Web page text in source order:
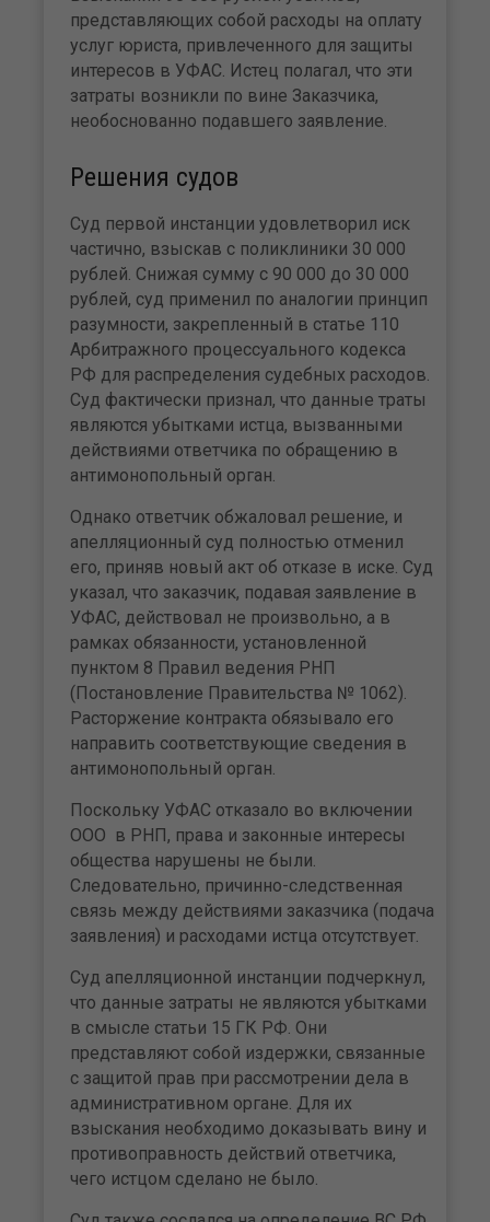
представляющих собой расходы на оплату
услуг юриста, привлеченного для защиты
интересов в УФАС. Истец полагал, что эти
затраты возникли по вине Заказчика,
необоснованно подавшего заявление.
Решения судов
Суд первой инстанции удовлетворил иск
частично, взыскав с поликлиники 30 000
рублей. Снижая сумму с 90 000 до 30 000
рублей, суд применил по аналогии принцип
разумности, закрепленный в статье 110
Арбитражного процессуального кодекса
РФ для распределения судебных расходов.
Суд фактически признал, что данные траты
являются убытками истца, вызванными
действиями ответчика по обращению в
антимонопольный орган.
Однако ответчик обжаловал решение, и
апелляционный суд полностью отменил
его, приняв новый акт об отказе в иске. Суд
указал, что заказчик, подавая заявление в
УФАС, действовал не произвольно, а в
рамках обязанности, установленной
пунктом 8 Правил ведения РНП
(Постановление Правительства № 1062).
Расторжение контракта обязывало его
направить соответствующие сведения в
антимонопольный орган.
Поскольку УФАС отказало во включении
ООО в РНП, права и законные интересы
общества нарушены не были.
Следовательно, причинно-следственная
связь между действиями заказчика (подача
заявления) и расходами истца отсутствует.
Суд апелляционной инстанции подчеркнул,
что данные затраты не являются убытками
в смысле статьи 15 ГК РФ. Они
представляют собой издержки, связанные
с защитой прав при рассмотрении дела в
административном органе. Для их
взыскания необходимо доказывать вину и
противоправность действий ответчика,
чего истцом сделано не было.